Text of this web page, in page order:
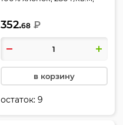
10.RD40
352.68 ₽
в корзину
остаток:9